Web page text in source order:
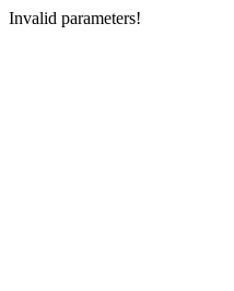
Invalid parameters!